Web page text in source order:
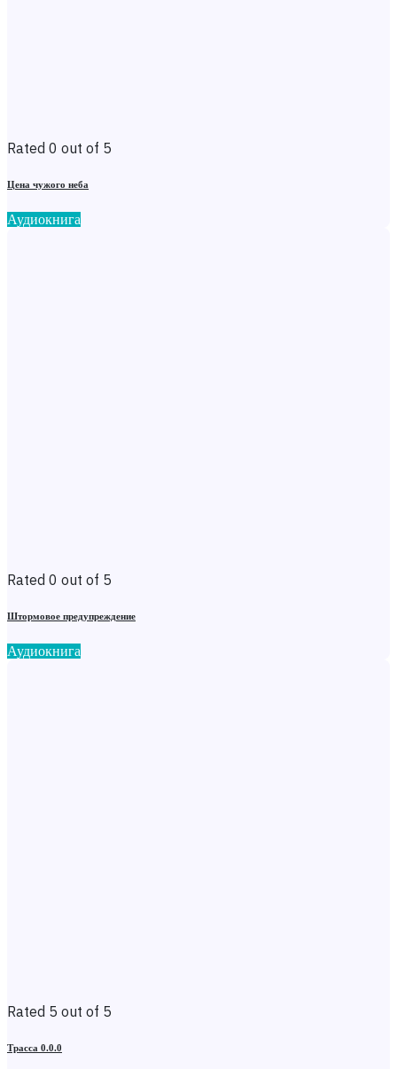
Rated 0 out of 5
Цена чужого неба
Аудиокнига
Rated 0 out of 5
Штормовое предупреждение
Аудиокнига
Rated 5 out of 5
Трасса 0.0.0